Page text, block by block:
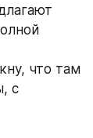
что там
с